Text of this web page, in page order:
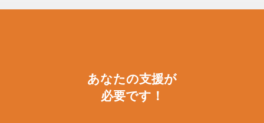
あなたの支援が
必要です！